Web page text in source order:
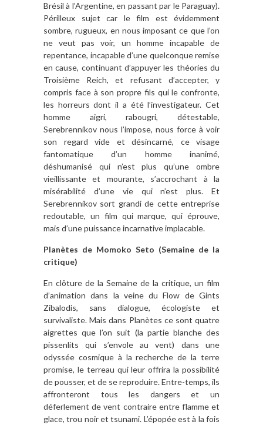
Brésil à l’Argentine, en passant par le Paraguay).
Périlleux sujet car le film est évidemment
sombre, rugueux, en nous imposant ce que l’on
ne veut pas voir, un homme incapable de
repentance, incapable d’une quelconque remise
en cause, continuant d’appuyer les théories du
Troisième Reich, et refusant d’accepter, y
compris face à son propre fils qui le confronte,
les horreurs dont il a été l’investigateur. Cet
homme aigri, rabougri, détestable,
Serebrennikov nous l’impose, nous force à voir
son regard vide et désincarné, ce visage
fantomatique d’un homme inanimé,
déshumanisé qui n’est plus qu’une ombre
vieillissante et mourante, s’accrochant à la
misérabilité d’une vie qui n’est plus. Et
Serebrennikov sort grandi de cette entreprise
redoutable, un film qui marque, qui éprouve,
mais d’une puissance incarnative implacable.
Planètes de Momoko Seto (Semaine de la
critique)
En clôture de la Semaine de la critique, un film
d’animation dans la veine du Flow de Gints
Zibalodis, sans dialogue, écologiste et
survivaliste. Mais dans Planètes ce sont quatre
aigrettes que l’on suit (la partie blanche des
pissenlits qui s’envole au vent) dans une
odyssée cosmique à la recherche de la terre
promise, le terreau qui leur offrira la possibilité
de pousser, et de se reproduire. Entre-temps, ils
affronteront tous les dangers et un
déferlement de vent contraire entre flamme et
glace, trou noir et tsunami. L’épopée est à la fois